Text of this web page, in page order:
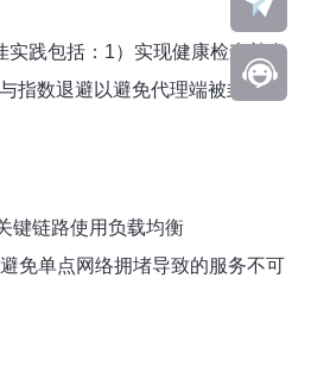
践包括：1）实现健康检查并自
数退避以避免代理端被封禁。
键链路使用负载均衡
免单点网络拥堵导致的服务不可